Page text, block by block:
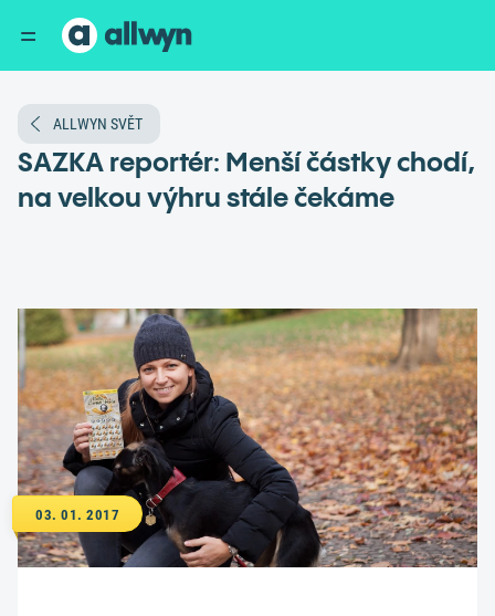
ALLWYN SVĚT
SAZKA reportér: Menší částky chodí,
na velkou výhru stále čekáme
03. 01. 2017